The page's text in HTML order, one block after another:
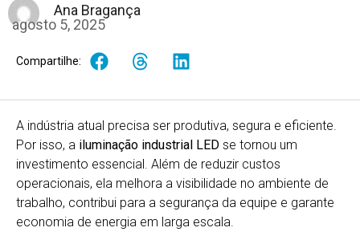
Ana Bragança
agosto 5, 2025
Compartilhe:
A indústria atual precisa ser produtiva, segura e eficiente.
Por isso, a iluminação industrial LED se tornou um
investimento essencial. Além de reduzir custos
operacionais, ela melhora a visibilidade no ambiente de
trabalho, contribui para a segurança da equipe e garante
economia de energia em larga escala.